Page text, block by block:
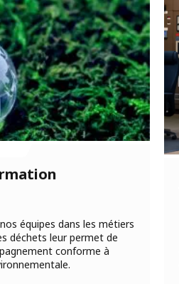
équipes dans les métiers
déchets leur permet de
conforme à